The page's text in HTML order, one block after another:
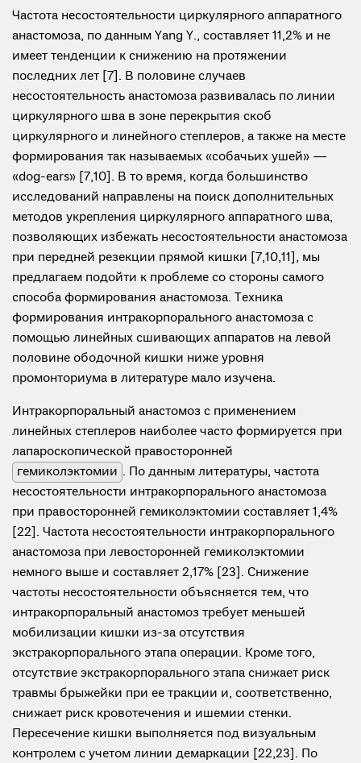
Частота несостоятельности циркулярного аппаратного
анастомоза, по данным Yang Y., составляет 11,2% и не
имеет тенденции к снижению на протяжении
последних лет [7]. В половине случаев
несостоятельность анастомоза развивалась по линии
циркулярного шва в зоне перекрытия скоб
циркулярного и линейного степлеров, а также на месте
формирования так называемых «собачьих ушей» —
«dog-ears» [7,10]. В то время, когда большинство
исследований направлены на поиск дополнительных
методов укрепления циркулярного аппаратного шва,
позволяющих избежать несостоятельности анастомоза
при передней резекции прямой кишки [7,10,11], мы
предлагаем подойти к проблеме со стороны самого
способа формирования анастомоза. Техника
формирования интракорпорального анастомоза с
помощью линейных сшивающих аппаратов на левой
половине ободочной кишки ниже уровня
промонториума в литературе мало изучена.
Интракорпоральный анастомоз с применением
линейных степлеров наиболее часто формируется при
лапароскопической правосторонней
гемиколэктомии . По данным литературы, частота
несостоятельности интракорпорального анастомоза
при правосторонней гемиколэктомии составляет 1,4%
[22]. Частота несостоятельности интракорпорального
анастомоза при левосторонней гемиколэктомии
немного выше и составляет 2,17% [23]. Снижение
частоты несостоятельности объясняется тем, что
интракорпоральный анастомоз требует меньшей
мобилизации кишки из-за отсутствия
экстракорпорального этапа операции. Кроме того,
отсутствие экстракорпорального этапа снижает риск
травмы брыжейки при ее тракции и, соответственно,
снижает риск кровотечения и ишемии стенки.
Пересечение кишки выполняется под визуальным
контролем с учетом линии демаркации [22,23]. По